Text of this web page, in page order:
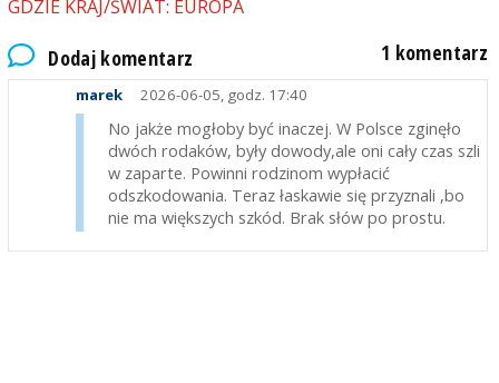
GDZIE KRAJ/ŚWIAT: EUROPA
Dodaj komentarz 1 komentarz
marek 2026-06-05, godz. 17:40
No jakże mogłoby być inaczej. W Polsce zginęło
dwóch rodaków, były dowody,ale oni cały czas szli
w zaparte. Powinni rodzinom wypłacić
odszkodowania. Teraz łaskawie się przyznali ,bo
nie ma większych szkód. Brak słów po prostu.